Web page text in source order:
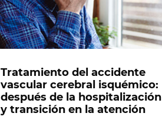
Tratamiento del accidente
vascular cerebral isquémico:
después de la hospitalización
y transición en la atención